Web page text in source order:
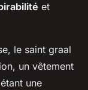
et
le saint graal
un vêtement
une